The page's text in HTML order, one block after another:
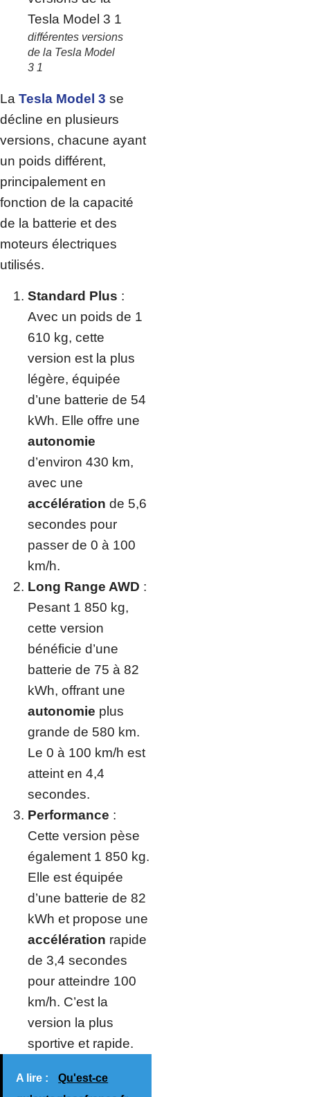
différentes versions
de la Tesla Model
3 1
La Tesla Model 3 se
décline en plusieurs
versions, chacune ayant
un poids différent,
principalement en
fonction de la capacité
de la batterie et des
moteurs électriques
utilisés.
Standard Plus :
Avec un poids de 1
610 kg, cette
version est la plus
légère, équipée
d’une batterie de 54
kWh. Elle offre une
autonomie
d’environ 430 km,
avec une
accélération de 5,6
secondes pour
passer de 0 à 100
km/h.
Long Range AWD :
Pesant 1 850 kg,
cette version
bénéficie d’une
batterie de 75 à 82
kWh, offrant une
autonomie plus
grande de 580 km.
Le 0 à 100 km/h est
atteint en 4,4
secondes.
Performance :
Cette version pèse
également 1 850 kg.
Elle est équipée
d’une batterie de 82
kWh et propose une
accélération rapide
de 3,4 secondes
pour atteindre 100
km/h. C’est la
version la plus
sportive et rapide.
A lire :
Qu'est-ce